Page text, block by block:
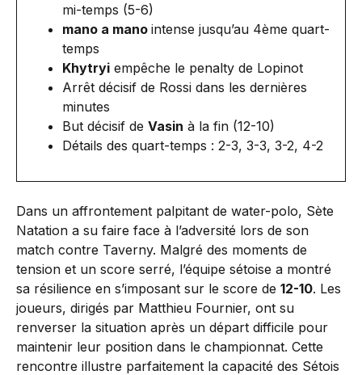
mi-temps (5-6)
mano a mano intense jusqu’au 4ème quart-
temps
Khytryi empêche le penalty de Lopinot
Arrêt décisif de Rossi dans les dernières
minutes
But décisif de Vasin à la fin (12-10)
Détails des quart-temps : 2-3, 3-3, 3-2, 4-2
Dans un affrontement palpitant de water-polo, Sète
Natation a su faire face à l’adversité lors de son
match contre Taverny. Malgré des moments de
tension et un score serré, l’équipe sétoise a montré
sa résilience en s’imposant sur le score de 12-10. Les
joueurs, dirigés par Matthieu Fournier, ont su
renverser la situation après un départ difficile pour
maintenir leur position dans le championnat. Cette
rencontre illustre parfaitement la capacité des Sétois